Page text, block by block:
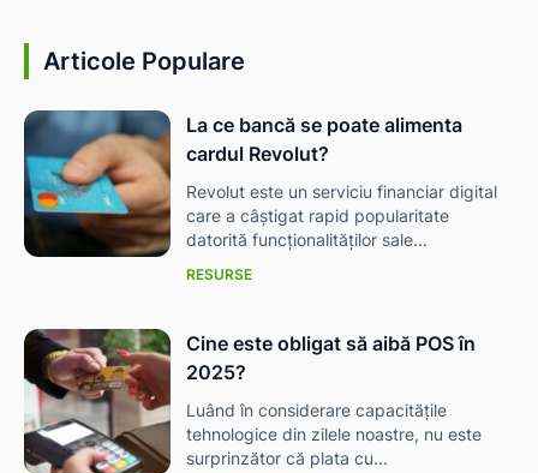
Articole Populare
La ce bancă se poate alimenta
cardul Revolut?
Revolut este un serviciu financiar digital
care a câștigat rapid popularitate
datorită funcționalităților sale...
RESURSE
Cine este obligat să aibă POS în
2025?
Luând în considerare capacitățile
tehnologice din zilele noastre, nu este
surprinzător că plata cu...